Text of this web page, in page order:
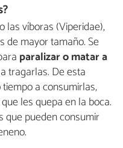
las víboras (Viperidae),
de mayor tamaño. Se
paralizar o matar a
tragarlas. De esta
a consumirlas,
les quepa en la boca.
que pueden consumir